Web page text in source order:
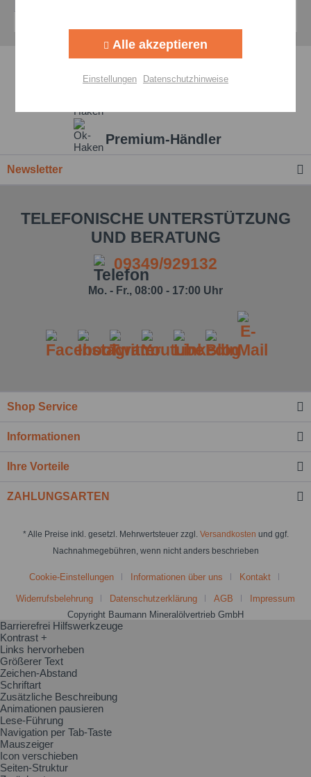
Premium-Händler
Newsletter
TELEFONISCHE UNTERSTÜTZUNG
UND BERATUNG
09349/929132
Mo. - Fr., 08:00 - 17:00 Uhr
Shop Service
Informationen
Ihre Vorteile
ZAHLUNGSARTEN
* Alle Preise inkl. gesetzl. Mehrwertsteuer zzgl. Versandkosten und ggf.
Nachnahmegebühren, wenn nicht anders beschrieben
Cookie-Einstellungen Informationen über uns Kontakt
Widerrufsbelehrung Datenschutzerklärung AGB
Impressum
Copyright Baumann Mineralölvertrieb GmbH
Personalisierung Aktiv
Einstellungen speichern
Alle akzeptieren
Einstellungen Datenschutzhinweise
Barrierefrei Hilfswerkzeuge
Kontrast +
Links hervorheben
Größerer Text
Zeichen-Abstand
Schriftart
Zusätzliche Beschreibung
Animationen pausieren
Lese-Führung
Navigation per Tab-Taste
Mauszeiger
Icon verschieben
Seiten-Struktur